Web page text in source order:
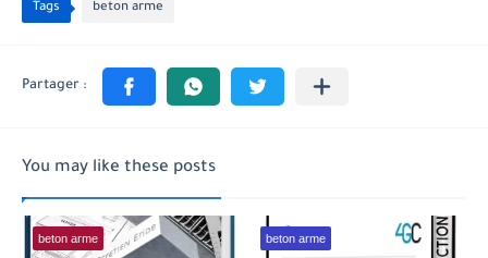
Tags beton arme
You may like these posts
beton arme beton arme